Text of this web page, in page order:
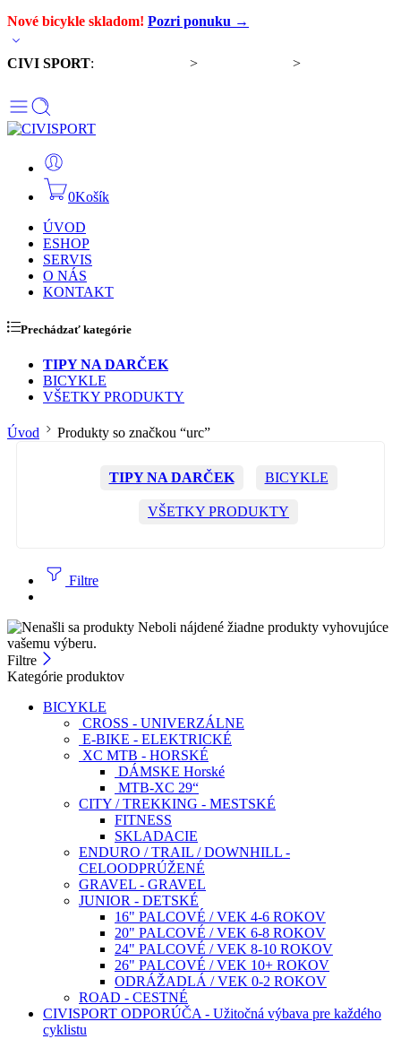
Nové bicykle skladom! Pozri ponuku →
CIVI SPORT: > >
0Košík
ÚVOD
ESHOP
SERVIS
O NÁS
KONTAKT
Prechádzať kategórie
TIPY NA DARČEK
BICYKLE
VŠETKY PRODUKTY
Úvod Produkty so značkou “urc”
TIPY NA DARČEK BICYKLE
VŠETKY PRODUKTY
Filtre
Neboli nájdené žiadne produkty vyhovujúce
vašemu výberu.
Filtre
Kategórie produktov
BICYKLE
CROSS - UNIVERZÁLNE
E-BIKE - ELEKTRICKÉ
XC MTB - HORSKÉ
DÁMSKE Horské
MTB-XC 29“
CITY / TREKKING - MESTSKÉ
FITNESS
SKLADACIE
ENDURO / TRAIL / DOWNHILL -
CELOODPRÚŽENÉ
GRAVEL - GRAVEL
JUNIOR - DETSKÉ
16" PALCOVÉ / VEK 4-6 ROKOV
20" PALCOVÉ / VEK 6-8 ROKOV
24" PALCOVÉ / VEK 8-10 ROKOV
26" PALCOVÉ / VEK 10+ ROKOV
ODRÁŽADLÁ / VEK 0-2 ROKOV
ROAD - CESTNÉ
CIVISPORT ODPORÚČA - Užitočná výbava pre každého
cyklistu